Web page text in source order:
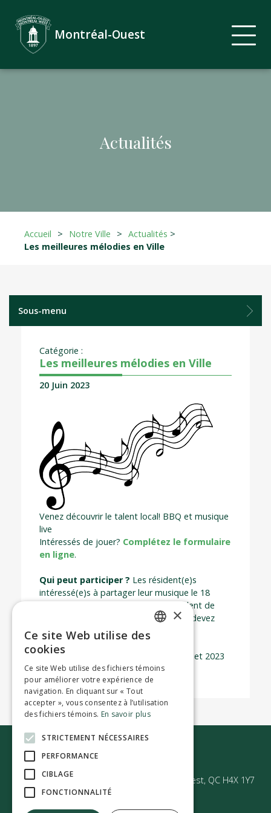
Actualités
Montréal-Ouest
Accueil > Notre Ville > Actualités >
Les meilleures mélodies en Ville
Sous-menu
Les meilleures mélodies en Ville
Catégorie :
20 Juin 2023
Venez découvrir le talent local! BBQ et musique
live
Intéressés de jouer? Complétez le formulaire
en ligne.
Qui peut participer ? Les résident(e)s
intéressé(e)s à partager leur musique le 18
juillet. Il doit y avoir au moins un résident de
Montréal-Ouest pour participer. Vous devez
vous inscrire pour participer.
Date limite pour vous inscrire : 7 juillet 2023
Nous joindre
50 Avenue Westminster Sud | Montréal-Ouest, QC H4X 1Y7
×
Ce site Web utilise des
cookies
Ce site Web utilise des fichiers témoins
pour améliorer votre expérience de
navigation. En cliquant sur « Tout
accepter », vous consentez à l’utilisation
des fichiers témoins. En savoir plus
STRICTEMENT NÉCESSAIRES
PERFORMANCE
CIBLAGE
FONCTIONNALITÉ